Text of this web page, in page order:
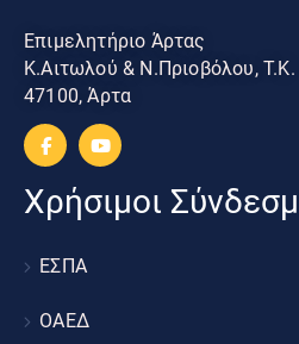
Επιμελητήριο Άρτας
Κ.Αιτωλού & Ν.Πριοβόλου, Τ.Κ.
47100, Άρτα
Χρήσιμοι
ΕΣΠΑ
ΟΑΕΔ